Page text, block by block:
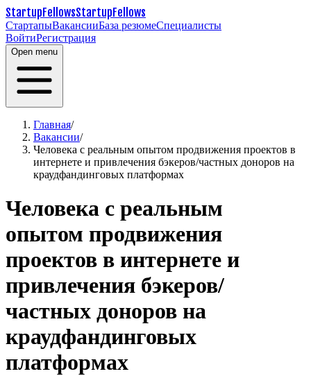
StartupFellowsStartupFellows
СтартапыВакансииБаза резюмеСпециалисты
ВойтиРегистрация
Open menu
Главная/
Вакансии/
Человека с реальным опытом продвижения проектов в
интернете и привлечения бэкеров/частных доноров на
краудфандинговых платформах
Человека с реальным
опытом продвижения
проектов в интернете и
привлечения бэкеров/
частных доноров на
краудфандинговых
платформах